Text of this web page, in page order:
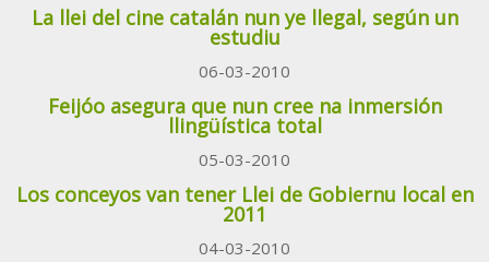
La llei del cine catalán nun ye llegal, según un
estudiu
06-03-2010
Feijóo asegura que nun cree na inmersión
llingüística total
05-03-2010
Los conceyos van tener Llei de Gobiernu local en
2011
04-03-2010